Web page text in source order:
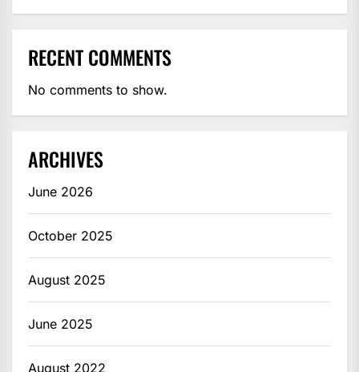
RECENT COMMENTS
No comments to show.
ARCHIVES
June 2026
October 2025
August 2025
June 2025
August 2022